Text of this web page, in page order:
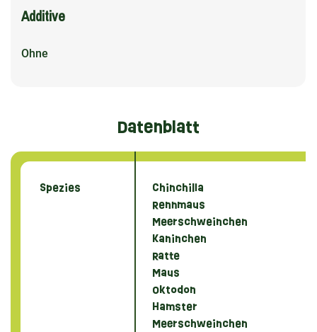
Additive
Ohne
Datenblatt
Spezies
Chinchilla
Rennmaus
Meerschweinchen
Kaninchen
Ratte
Maus
Oktodon
Hamster
Meerschweinchen